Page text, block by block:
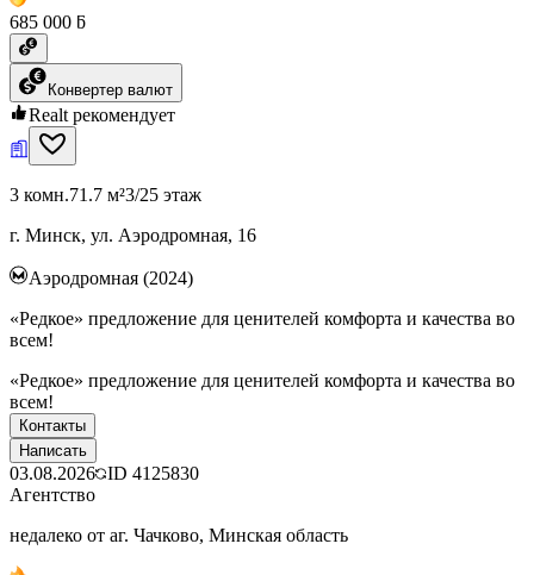
685 000 ƃ
Конвертер валют
Realt рекомендует
3 комн.71.7 м²3/25 этаж
г. Минск, ул. Аэродромная, 16
Аэродромная (2024)
«Редкое» предложение для ценителей комфорта и качества во
всем!
«Редкое» предложение для ценителей комфорта и качества во
всем!
Контакты
Написать
03.08.2026 ID 4125830
Агентство
недалеко от аг. Чачково, Минская область